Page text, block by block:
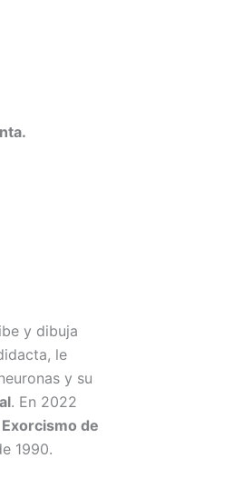
y dibuja
le
y su
. En 2022
Exorcismo de
1990.